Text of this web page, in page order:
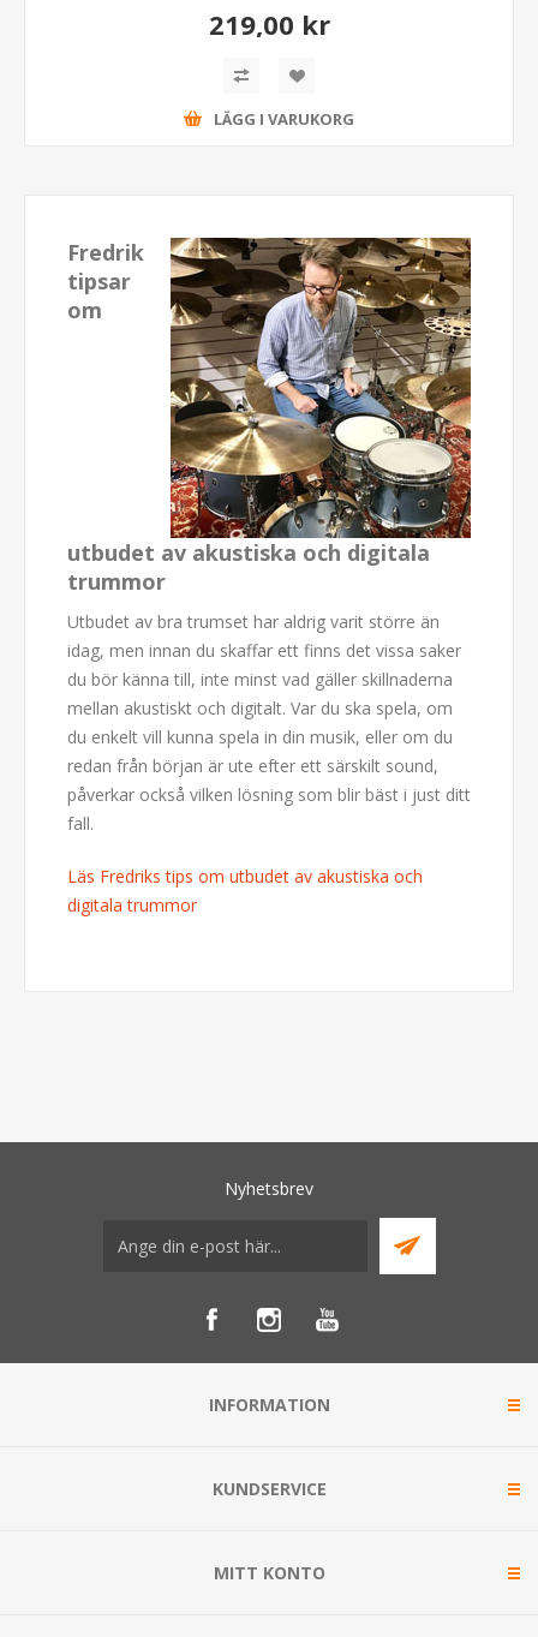
219,00 kr
LÄGG I VARUKORG
Fredrik
tipsar
om
utbudet av akustiska och digitala
trummor
Utbudet av bra trumset har aldrig varit större än
idag, men innan du skaffar ett finns det vissa saker
du bör känna till, inte minst vad gäller skillnaderna
mellan akustiskt och digitalt. Var du ska spela, om
du enkelt vill kunna spela in din musik, eller om du
redan från början är ute efter ett särskilt sound,
påverkar också vilken lösning som blir bäst i just ditt
fall.
Läs Fredriks tips om utbudet av akustiska och
digitala trummor
Nyhetsbrev
INFORMATION
KUNDSERVICE
MITT KONTO